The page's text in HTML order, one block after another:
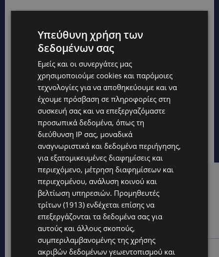
Hot this week
UPDATES
ΚΙΤΡΙΝΗ ΠΡΟΕΙΔΟΠΟΙΗΣΗ: Έτοιμοι για παραλία –
Στους 40°C και σήμερα η Κύπρος-Πότε θα τεθεί σε
ισχύ
UPDATES
Υπεύθυνη χρήση των
δεδομένων σας
Εμείς και οι συνεργάτες μας
χρησιμοποιούμε cookies και παρόμοιες
τεχνολογίες για να αποθηκεύουμε και να
έχουμε πρόσβαση σε πληροφορίες στη
συσκευή σας και να επεξεργαζόμαστε
προσωπικά δεδομένα, όπως τη
διεύθυνση IP σας, μοναδικά
αναγνωριστικά και δεδομένα περιήγησης,
για εξατομικευμένες διαφημίσεις και
περιεχόμενο, μέτρηση διαφημίσεων και
περιεχομένου, ανάλυση κοινού και
βελτίωση υπηρεσιών. Προμηθευτές
τρίτων (1913) ενδέχεται επίσης να
επεξεργάζονται τα δεδομένα σας για
αυτούς και άλλους σκοπούς,
συμπεριλαμβανομένης της χρήσης
ακριβών δεδομένων γεωεντοπισμού και